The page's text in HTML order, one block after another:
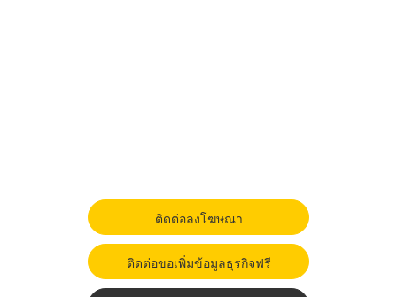
ติดต่อลงโฆษณา
ติดต่อขอเพิ่มข้อมูลธุรกิจฟรี